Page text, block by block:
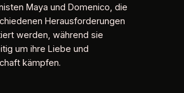
Maya und Domenico, die
Herausforderungen
werden, während sie
um ihre Liebe und
kämpfen.